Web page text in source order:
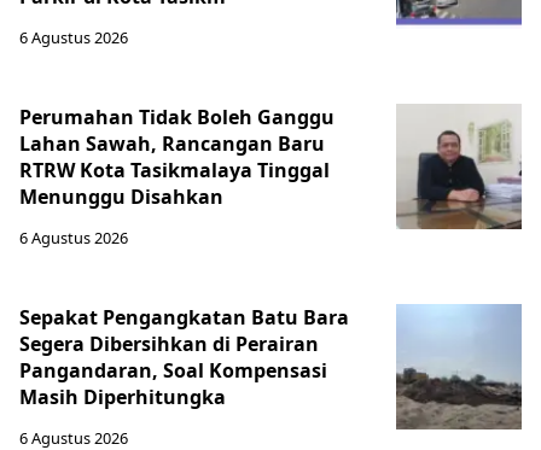
6 Agustus 2026
Perumahan Tidak Boleh Ganggu
Lahan Sawah, Rancangan Baru
RTRW Kota Tasikmalaya Tinggal
Menunggu Disahkan
6 Agustus 2026
Sepakat Pengangkatan Batu Bara
Segera Dibersihkan di Perairan
Pangandaran, Soal Kompensasi
Masih Diperhitungka
6 Agustus 2026